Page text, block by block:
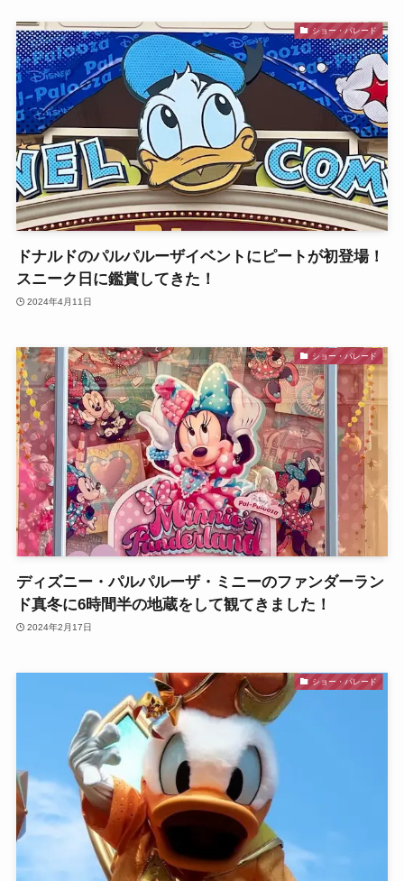
ショー・パレード
ドナルドのパルパルーザイベントにピートが初登場！
スニーク日に鑑賞してきた！
2024年4月11日
ショー・パレード
ディズニー・パルパルーザ・ミニーのファンダーラン
ド真冬に6時間半の地蔵をして観てきました！
2024年2月17日
ショー・パレード